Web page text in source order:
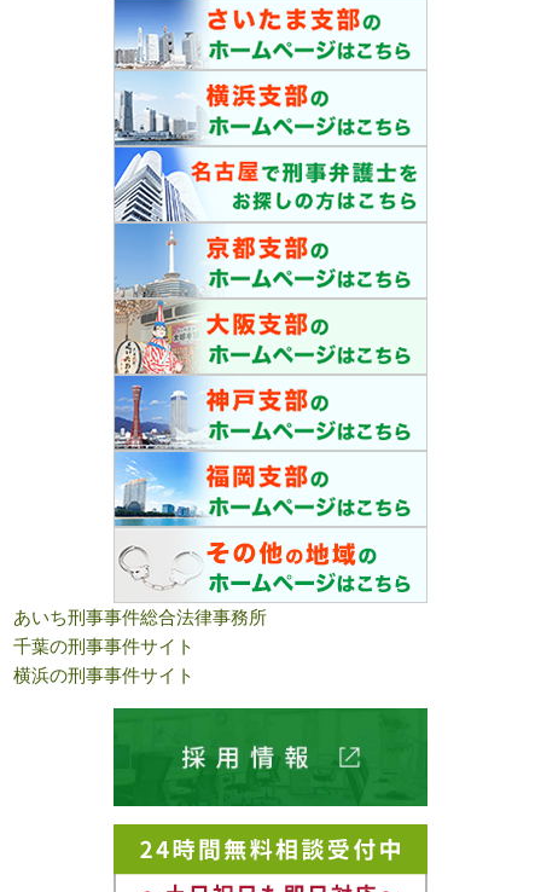
あいち刑事事件総合法律事務所
千葉の刑事事件サイト
横浜の刑事事件サイト